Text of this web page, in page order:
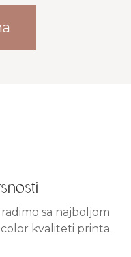
sa najboljom
kvaliteti printa.